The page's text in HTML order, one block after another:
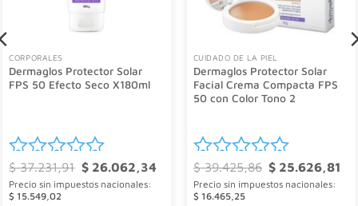
CORPORALES
Dermaglos Protector Solar
FPS 50 Efecto Seco X180ml
Valorado
con
$37.231,91 El
precio
original
$26.062,34
Precio sin impuestos nacionales:
$ 15.549,02
CUIDADO DE LA PIEL
Dermaglos Protector Solar
Facial Crema Compacta FPS
50 con Color Tono 2
Valorado
con
$39.425,86 El
precio
original
$25.626,81
Precio sin impuestos nacionales:
$ 16.465,25